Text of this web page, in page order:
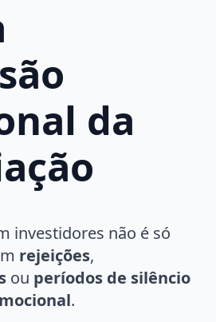
da
investidores não é só
rejeições,
ou períodos de silêncio
.